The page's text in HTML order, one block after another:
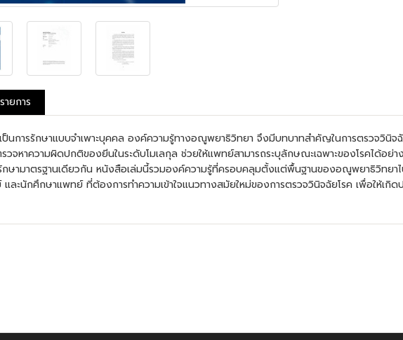
ยการ
ป็นการรักษาแบบจำเพาะบุคคล องค์ความรู้ทางอณูพยาธิวิทยา จึงมีบทบาทสำคัญในการตรวจวินิจ
วจหาความผิดปกติของยีนในระดับโมเลกุล ช่วยให้แพทย์สามารถระบุลักษณะเฉพาะของโรคได้อย่า
ษามาตรฐานเดียวกัน หนังสือเล่มนี้รวมองค์ความรู้ที่ครอบคลุมตั้งแต่พื้นฐานของอณูพยาธิวิทยาไ
นักศึกษาแพทย์ ที่ต้องการทำความเข้าใจแนวทางสมัยใหม่ของการตรวจวินิจฉัยโรค เพื่อให้เกิด